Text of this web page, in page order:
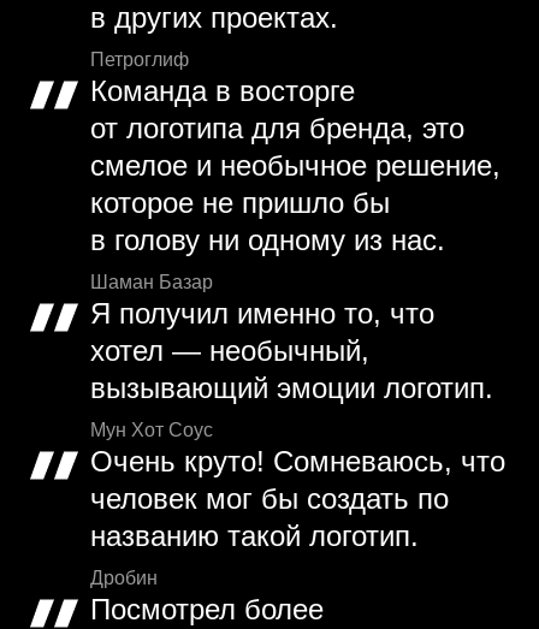
в других проектах.
Петроглиф
Команда в восторге
от логотипа для бренда, это
смелое и необычное решение,
которое не пришло бы
в голову ни одному из нас.
Шаман Базар
Я получил именно то, что
хотел — необычный,
вызывающий эмоции логотип.
Мун Хот Соус
Очень круто! Сомневаюсь, что
человек мог бы создать по
названию такой логотип.
Дробин
Посмотрел более